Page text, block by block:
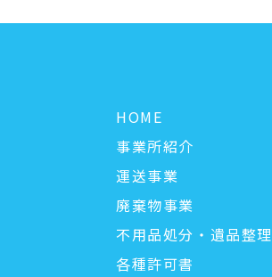
HOME
事業所紹介
運送事業
廃棄物事業
不用品処分・遺品整理
各種許可書